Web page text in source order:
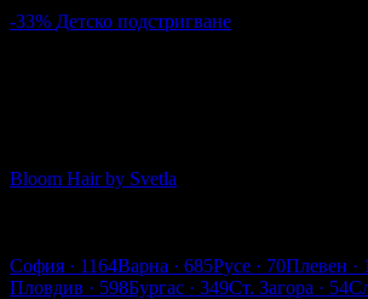
-33% Детско подстригване
Bloom Hair by Svetla
София · 1164Варна · 685Русе · 70Плевен ·
Пловдив · 598Бургас · 349Ст. Загора · 54